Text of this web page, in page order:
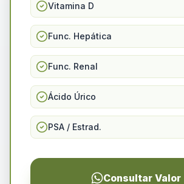
Vitamina D
Func. Hepática
Func. Renal
Ácido Úrico
PSA / Estrad.
Consultar Valor